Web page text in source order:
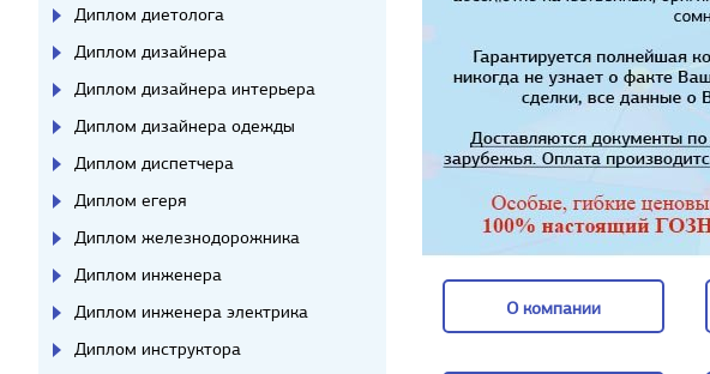
О компании
Диплом диетолога
Диплом дизайнера
Диплом дизайнера интерьера
Диплом дизайнера одежды
Диплом диспетчера
Диплом егеря
Диплом железнодорожника
Диплом инженера
Диплом инженера электрика
Диплом инструктора